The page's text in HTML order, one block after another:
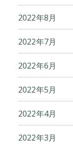
2022年8月
2022年7月
2022年6月
2022年5月
2022年4月
2022年3月